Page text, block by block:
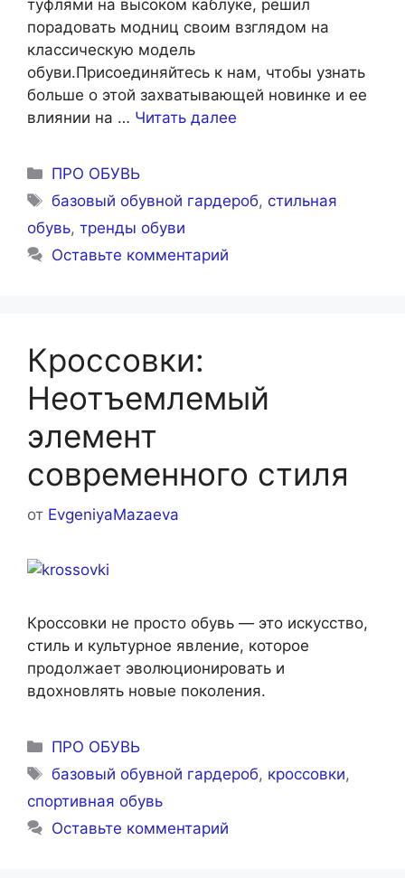
туфлями на высоком каблуке, решил
порадовать модниц своим взглядом на
классическую модель
обуви.Присоединяйтесь к нам, чтобы узнать
больше о этой захватывающей новинке и ее
влиянии на … Читать далее
Рубрики
ПРО ОБУВЬ
Метки
базовый обувной гардероб, стильная
обувь, тренды обуви
Оставьте комментарий
Кроссовки:
Неотъемлемый
элемент
современного стиля
от EvgeniyaMazaeva
Кроссовки не просто обувь — это искусство,
стиль и культурное явление, которое
продолжает эволюционировать и
вдохновлять новые поколения.
Рубрики
ПРО ОБУВЬ
Метки
базовый обувной гардероб, кроссовки,
спортивная обувь
Оставьте комментарий